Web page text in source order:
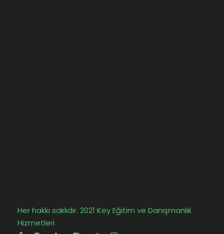
Her hakkı saklıdır. 2021 Key Eğitim ve Danışmanlık
Hizmetleri